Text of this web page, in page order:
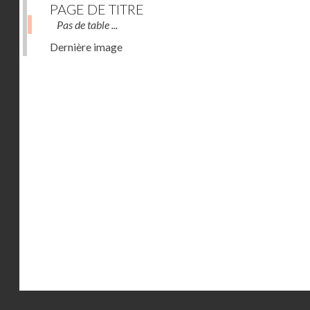
PAGE DE TITRE
Pas de table ...
Dernière image